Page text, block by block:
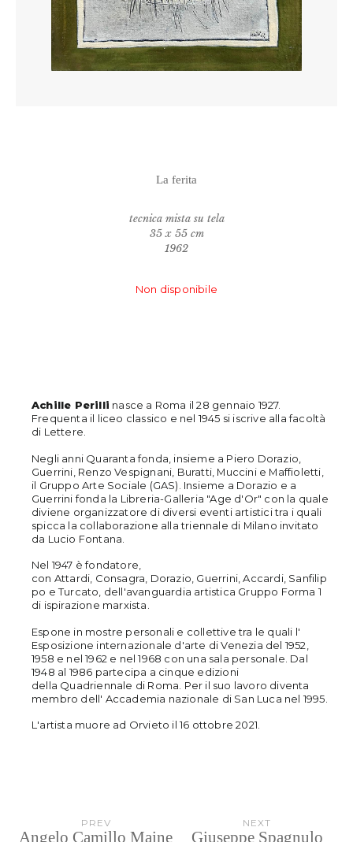
La ferita
tecnica mista su tela
35 x 55 cm
1962
Non disponibile
Achille Perilli nasce a Roma il 28 gennaio 1927.
Frequenta il liceo classico e nel 1945 si iscrive alla facoltà
di Lettere.
Negli anni Quaranta fonda, insieme a Piero Dorazio,
Guerrini, Renzo Vespignani, Buratti, Muccini e Maffioletti,
il Gruppo Arte Sociale (GAS). Insieme a Dorazio e a
Guerrini fonda la Libreria-Galleria "Age d'Or" con la quale
diviene organizzatore di diversi eventi artistici tra i quali
spicca la collaborazione alla triennale di Milano invitato
da Lucio Fontana.
Nel 1947 è fondatore,
con Attardi, Consagra, Dorazio, Guerrini, Accardi, Sanfilip
po e Turcato, dell'avanguardia artistica Gruppo Forma 1
di ispirazione marxista.
Espone in mostre personali e collettive tra le quali l'
Esposizione internazionale d'arte di Venezia del 1952,
1958 e nel 1962 e nel 1968 con una sala personale. Dal
1948 al 1986 partecipa a cinque edizioni
della Quadriennale di Roma. Per il suo lavoro diventa
membro dell' Accademia nazionale di San Luca nel 1995.
L'artista muore ad Orvieto il 16 ottobre 2021.
PREV
Angelo Camillo Maine
NEXT
Giuseppe Spagnulo